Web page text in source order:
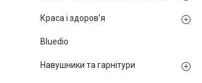
Краса і здоров'я
Bluedio
Навушники та гарнітури